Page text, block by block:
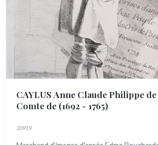
CAYLUS Anne Claude Philippe
Comte de (1692 - 1765)
20919